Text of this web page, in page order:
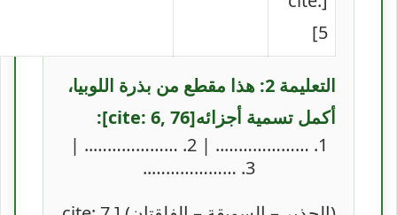
5]
التعليمة 2: هذا مقطع من بذرة اللوبيا،
أكمل تسمية أجزائه[cite: 6, 76]:
1. ……………….. | 2. ……………….. |
3. ………………..